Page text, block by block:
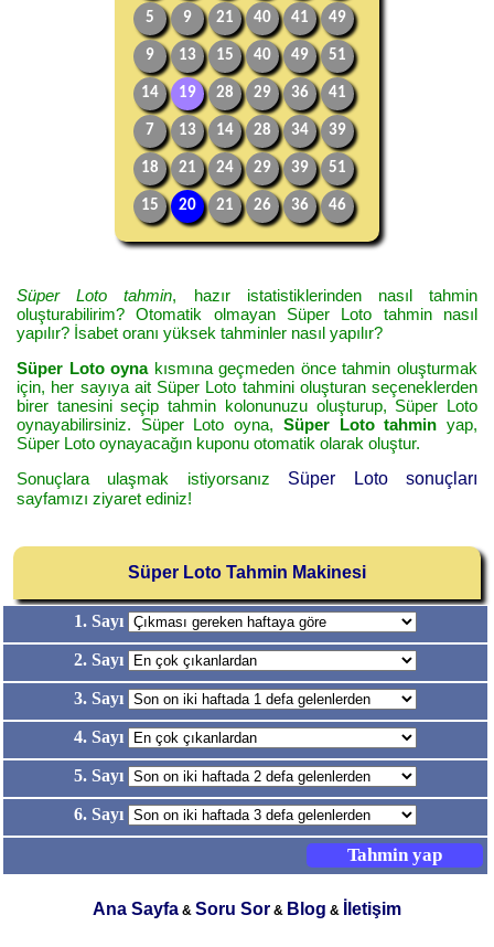
5 9 21 40 41 49
9 13 15 40 49 51
14 19 28 29 36 41
7 13 14 28 34 39
18 21 24 29 39 51
15 20 21 26 36 46
Süper Loto tahmin, hazır istatistiklerinden nasıl tahmin
oluşturabilirim? Otomatik olmayan Süper Loto tahmin nasıl
yapılır? İsabet oranı yüksek tahminler nasıl yapılır?
Süper Loto oynakısmına geçmeden önce tahmin oluşturmak
için, her sayıya ait Süper Loto tahmini oluşturan seçeneklerden
birer tanesini seçip tahmin kolonunuzu oluşturup, Süper Loto
oynayabilirsiniz. Süper Loto oyna, Süper Loto tahmin yap,
Süper Loto oynayacağın kuponu otomatik olarak oluştur.
Sonuçlara ulaşmak istiyorsanız Süper Loto sonuçları
sayfamızı ziyaret ediniz!
Süper Loto Tahmin Makinesi
1. Sayı
2. Sayı
3. Sayı
4. Sayı
5. Sayı
6. Sayı
Ana Sayfa& Soru Sor& Blog & İletişim